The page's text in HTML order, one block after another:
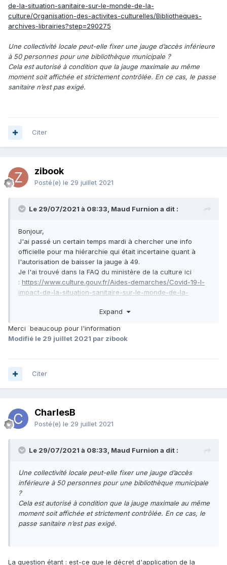
de-la-situation-sanitaire-sur-le-monde-de-la-
culture/Organisation-des-activites-culturelles/Bibliotheques-
archives-librairies?step=290275
Une collectivité locale peut-elle fixer une jauge d’accès inférieure
à 50 personnes pour une bibliothèque municipale ?
Cela est autorisé à condition que la jauge maximale au même
moment soit affichée et strictement contrôlée. En ce cas, le passe
sanitaire n’est pas exigé.
Citer
zibook
Posté(e) le 29 juillet 2021
Le 29/07/2021 à 08:33, Maud Furnion a dit :
Bonjour,
J'ai passé un certain temps mardi à chercher une info
officielle pour ma hiérarchie qui était incertaine quant à
l'autorisation de baisser la jauge à 49.
Je l'ai trouvé dans la FAQ du ministère de la culture ici
: https://www.culture.gouv.fr/Aides-demarches/Covid-19-l-
impact-de-la-situation-sanitaire-sur-le-monde-de-la-
culturelles/Bibliotheques-archives-librairies?step=290275
Une collectivité locale peut-elle fixer une jauge d’accès
inférieure à 50 personnes pour une bibliothèque municipale
moment soit affichée et strictement contrôlée. En ce cas, le
Expand
Merci beaucoup pour l'information
Modifié le 29 juillet 2021 par zibook
Citer
CharlesB
Posté(e) le 29 juillet 2021
Le 29/07/2021 à 08:33, Maud Furnion a dit :
Une collectivité locale peut-elle fixer une jauge d’accès
inférieure à 50 personnes pour une bibliothèque municipale
?
Cela est autorisé à condition que la jauge maximale au même
moment soit affichée et strictement contrôlée. En ce cas, le
passe sanitaire n’est pas exigé.
La question étant : est-ce que le décret d'application de la